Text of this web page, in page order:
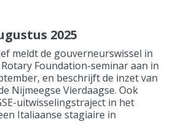
2025
meldt de gouverneurswissel in
Foundation-seminar aan in
en beschrijft de inzet van
Nijmeegse Vierdaagse. Ook
uitwisselingstraject in het
Italiaanse stagiaire in